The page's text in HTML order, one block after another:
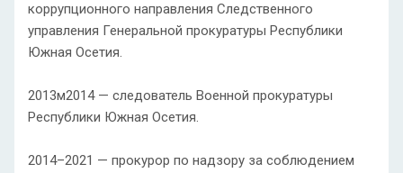
коррупционного направления Следственного
управления Генеральной прокуратуры Республики
Южная Осетия.
2013м2014 — следователь Военной прокуратуры
Республики Южная Осетия.
2014–2021 — прокурор по надзору за соблюдением